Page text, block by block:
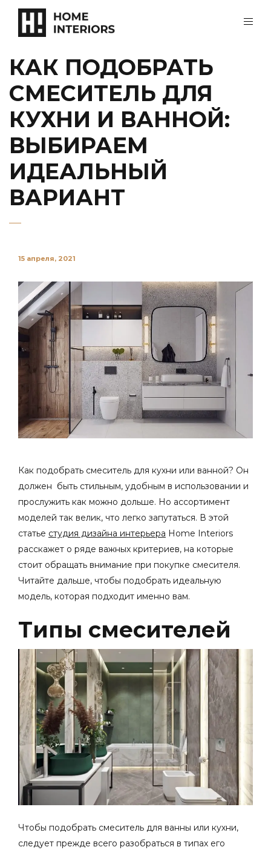
КАК ПОДОБРАТЬ
СМЕСИТЕЛЬ ДЛЯ
КУХНИ И ВАННОЙ:
ВЫБИРАЕМ
ИДЕАЛЬНЫЙ
ВАРИАНТ
15 апреля, 2021
Как подобрать смеситель для кухни или ванной? Он
должен быть стильным, удобным в использовании и
прослужить как можно дольше. Но ассортимент
моделей так велик, что легко запутаться. В этой
статье студия дизайна интерьера Home Interiors
расскажет о ряде важных критериев, на которые
стоит обращать внимание при покупке смесителя.
Читайте дальше, чтобы подобрать идеальную
модель, которая подходит именно вам.
Типы смесителей
Чтобы подобрать смеситель для ванны или кухни,
следует прежде всего разобраться в типах его